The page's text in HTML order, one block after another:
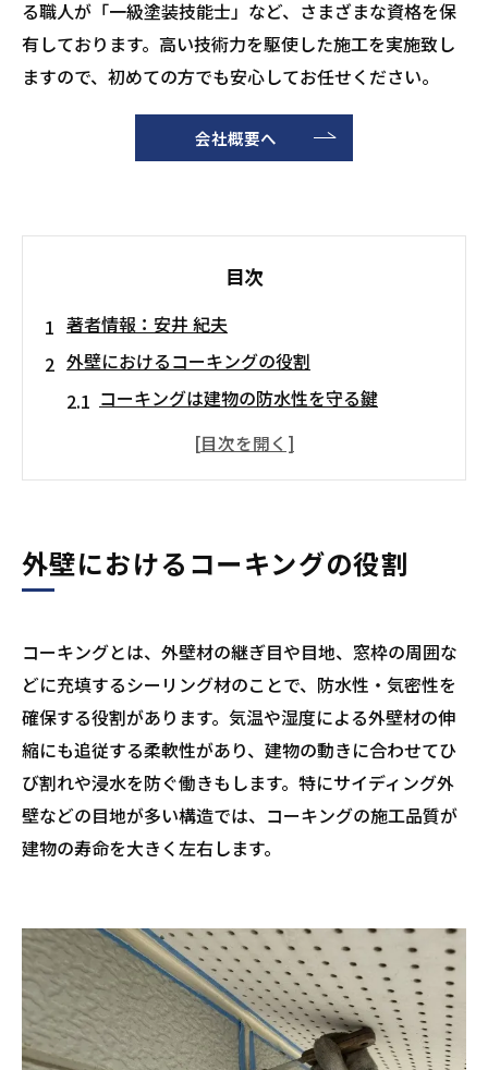
る職人が「一級塗装技能士」など、さまざまな資格を保
有しております。高い技術力を駆使した施工を実施致し
ますので、初めての方でも安心してお任せください。
会社概要へ
目次
著者情報：安井 紀夫
外壁におけるコーキングの役割
コーキングは建物の防水性を守る鍵
外壁の隙間を埋めて気密性を高める
ひび割れ・剥がれは劣化の初期サイン
コーキングの硬化は交換のサイン
コーキングの寿命とメンテナンス時期
劣化サインを見逃さず早めの対応を
外壁塗装と同時にコーキングを施工するメ
リット
外壁塗装専門業者に診断してもらう
まとめ
外壁におけるコーキングの役割
コーキングとは、外壁材の継ぎ目や目地、窓枠の周囲な
どに充填するシーリング材のことで、防水性・気密性を
確保する役割があります。気温や湿度による外壁材の伸
縮にも追従する柔軟性があり、建物の動きに合わせてひ
び割れや浸水を防ぐ働きもします。特にサイディング外
壁などの目地が多い構造では、コーキングの施工品質が
建物の寿命を大きく左右します。